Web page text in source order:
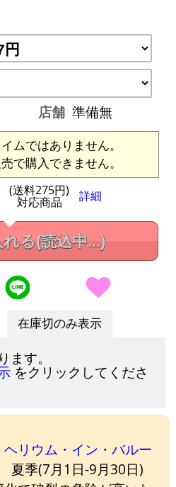
店舗 準備無
ムではありません。
で購入できません。
(送料275円)
対応商品 詳細
る(読込中...)
在庫切のみ表示
ます。
をクリックしてくださ
ヘリウム・イン・バルー
夏季(7月1日-9月30日)